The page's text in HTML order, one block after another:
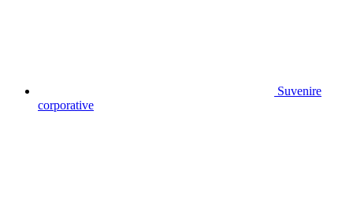
Suvenire
corporative